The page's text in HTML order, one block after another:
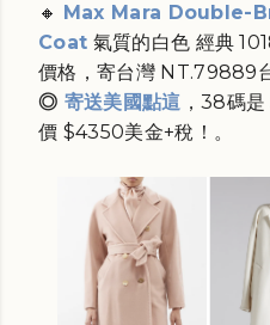
🔸
Max Mara Double-
Coat 氣質的白色 經典
價格， 寄台灣 NT.79889
◎ 寄送美國點這 ，38碼是
價 $4350美金+稅！。